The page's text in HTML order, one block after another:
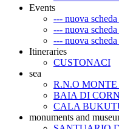
Events
--- nuova
--- nuova
--- nuova
Itineraries
CUSTONACI
sea
R.N.O
BAIA DI
CALA
monuments and